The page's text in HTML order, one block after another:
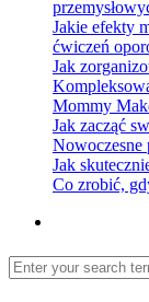
Jakie efekty
ćwiczeń
Jak
Mommy
Jak zacząć
Nowoczesne
Jak
Co zrobić,